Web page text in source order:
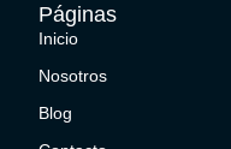
Páginas
Inicio
Nosotros
Blog